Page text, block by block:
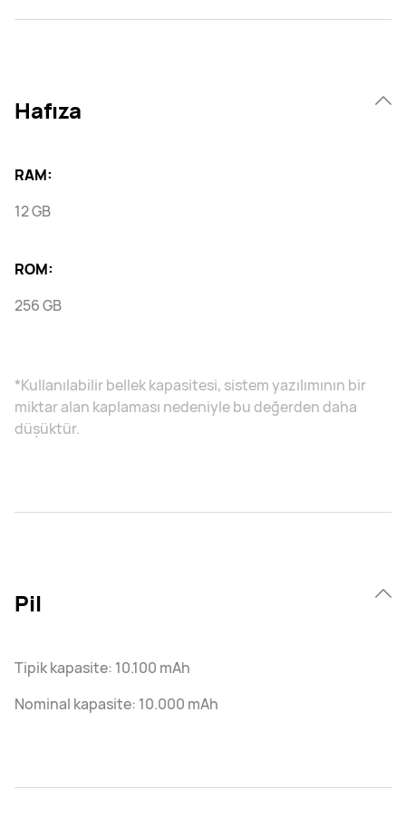
Hafıza
RAM:
12 GB
ROM:
256 GB
*Kullanılabilir bellek kapasitesi, sistem yazılımının bir
miktar alan kaplaması nedeniyle bu değerden daha
düşüktür.
Pil
Tipik kapasite: 10.100 mAh
Nominal kapasite: 10.000 mAh